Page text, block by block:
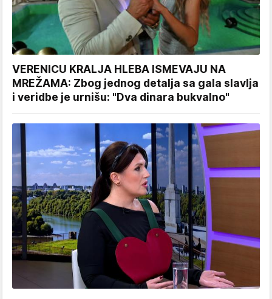
VERENICU KRALJA HLEBA ISMEVAJU NA
MREŽAMA: Zbog jednog detalja sa gala slavlja
i veridbe je urnišu: "Dva dinara bukvalno"